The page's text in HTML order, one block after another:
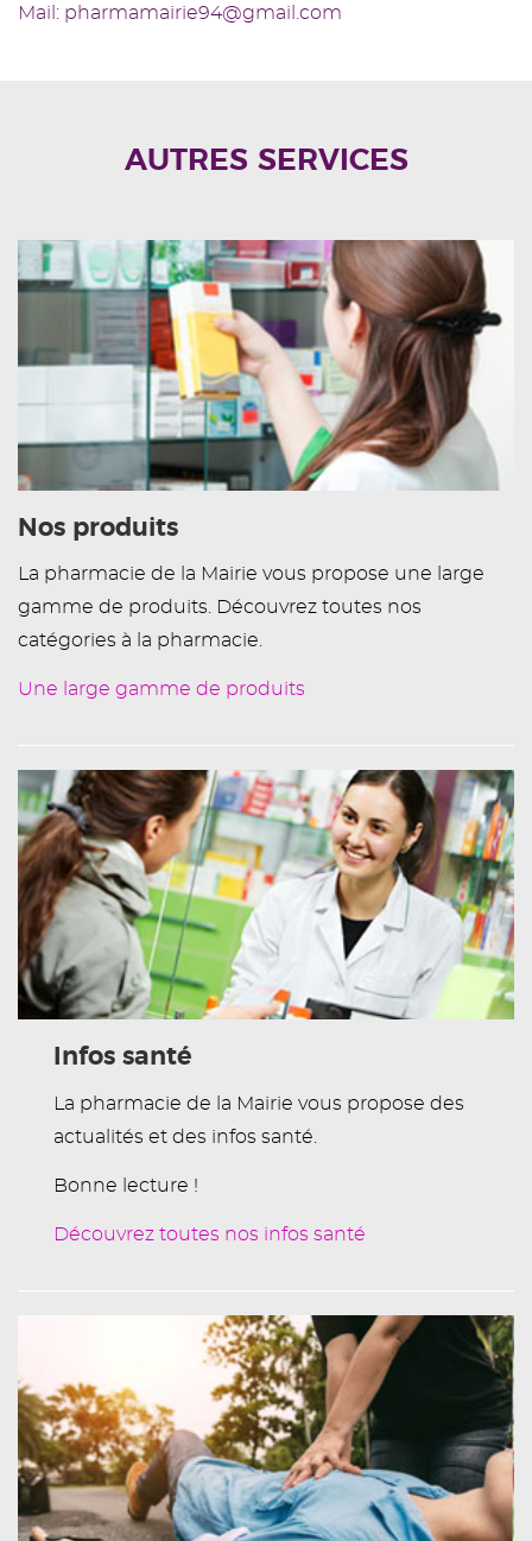
Mail: pharmamairie94@gmail.com
AUTRES SERVICES
Nos produits
La pharmacie de la Mairie vous propose une large
gamme de produits. Découvrez toutes nos
catégories à la pharmacie.
Une large gamme de produits
Infos santé
La pharmacie de la Mairie vous propose des
actualités et des infos santé.
Bonne lecture !
Découvrez toutes nos infos santé